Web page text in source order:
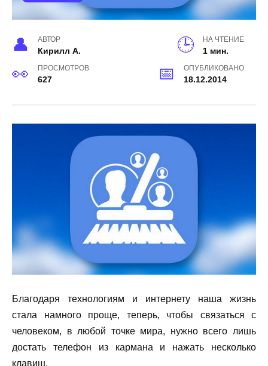
АВТОР
Кирилл А.
НА ЧТЕНИЕ
1 мин.
ПРОСМОТРОВ
627
ОПУБЛИКОВАНО
18.12.2014
Благодаря технологиям и интернету наша жизнь
стала намного проще, теперь, чтобы связаться с
человеком, в любой точке мира, нужно всего лишь
достать телефон из кармана и нажать несколько
клавиш.